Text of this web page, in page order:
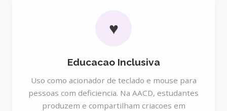
♥
Educacao Inclusiva
Uso como acionador de teclado e mouse para
pessoas com deficiencia. Na AACD, estudantes
produzem e compartilham criacoes em